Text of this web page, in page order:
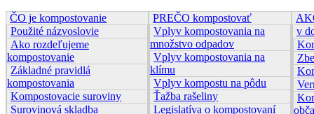
ČO je kompostovanie
Použité názvoslovie
Ako rozdeľujeme
kompostovanie
Základné pravidlá
kompostovania
Kompostovacie suroviny
Surovinová skladba
PREČO kompostovať
Vplyv kompostovania na
množstvo odpadov
Vplyv kompostovania na
klímu
Vplyv kompostu na pôdu
Ťažba rašeliny
Legislatíva o kompostovaní
v